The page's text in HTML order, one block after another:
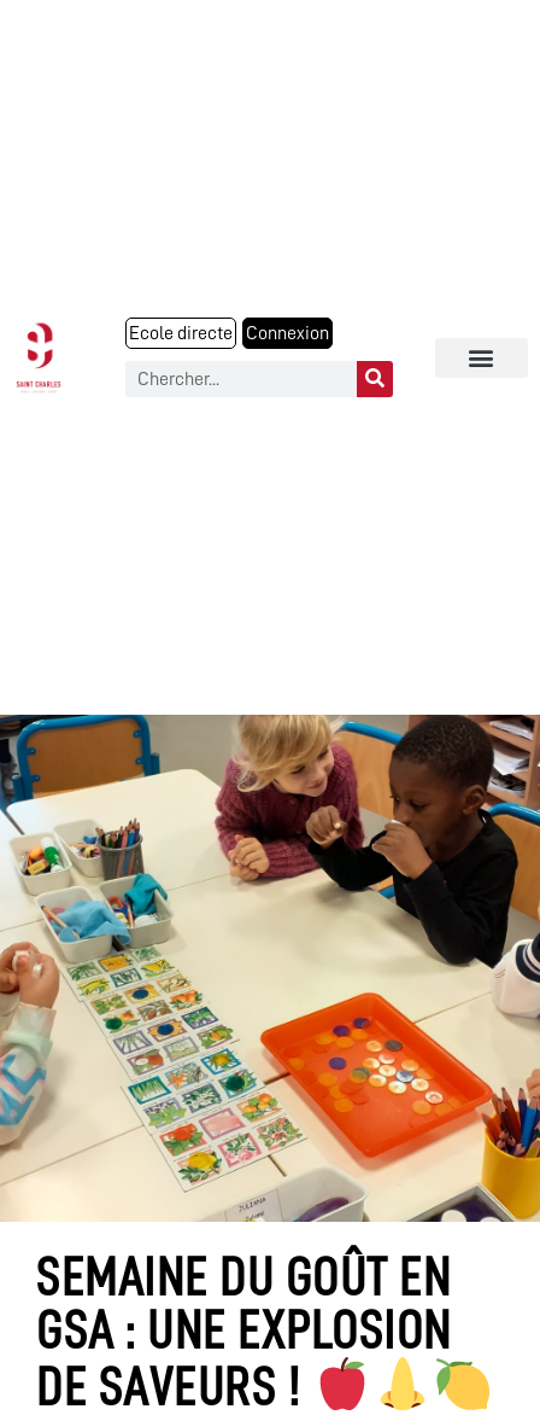
Ecole directe Connexion
SEMAINE DU GOÛT EN
GSA : UNE EXPLOSION
DE SAVEURS !